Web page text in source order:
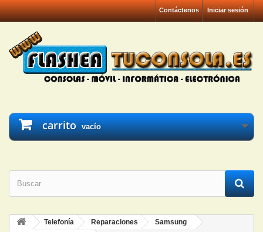
Iniciar sesión
Contáctenos
carrito vacío
Telefonía Reparaciones
Samsung